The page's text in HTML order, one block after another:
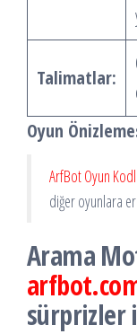
Talimatlar:
Oyun
ArfBot Oyun
diğer oyunlara
Arama
sürprizler